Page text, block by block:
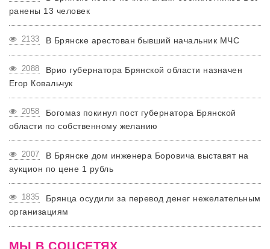
ранены 13 человек
2133 В Брянске арестован бывший начальник МЧС
2088
Врио губернатора Брянской области назначен
Егор Ковальчук
2058
Богомаз покинул пост губернатора Брянской
области по собственному желанию
2007
В Брянске дом инженера Боровича выставят на
аукцион по цене 1 рубль
1835
Брянца осудили за перевод денег нежелательным
организациям
МЫ В СОЦСЕТЯХ